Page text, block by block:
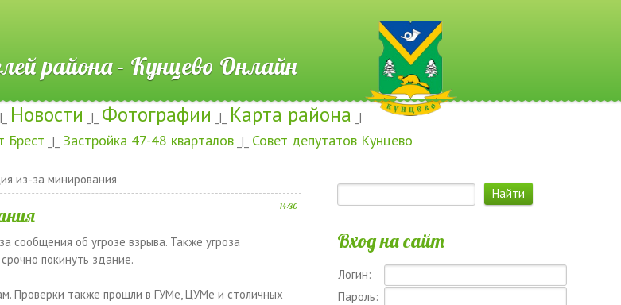
района - Кунцево Онлайн
_|_ Новости _|_ Фотографии _|_ Карта района _|
Брест _|_ Застройка 47-48 кварталов _|_ Совет депутатов Кунцево
из-за минирования
14:30
сообщения об угрозе взрыва. Также угроза
покинуть здание.
Проверки также прошли в ГУМе, ЦУМе и столичных
Вход на сайт
Логин:
Пароль: